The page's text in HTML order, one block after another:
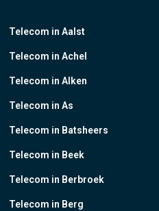
Telecom in Aalst
Telecom in Achel
Telecom in Alken
Telecom in As
Telecom in Batsheers
Telecom in Beek
Telecom in Berbroek
Telecom in Berg